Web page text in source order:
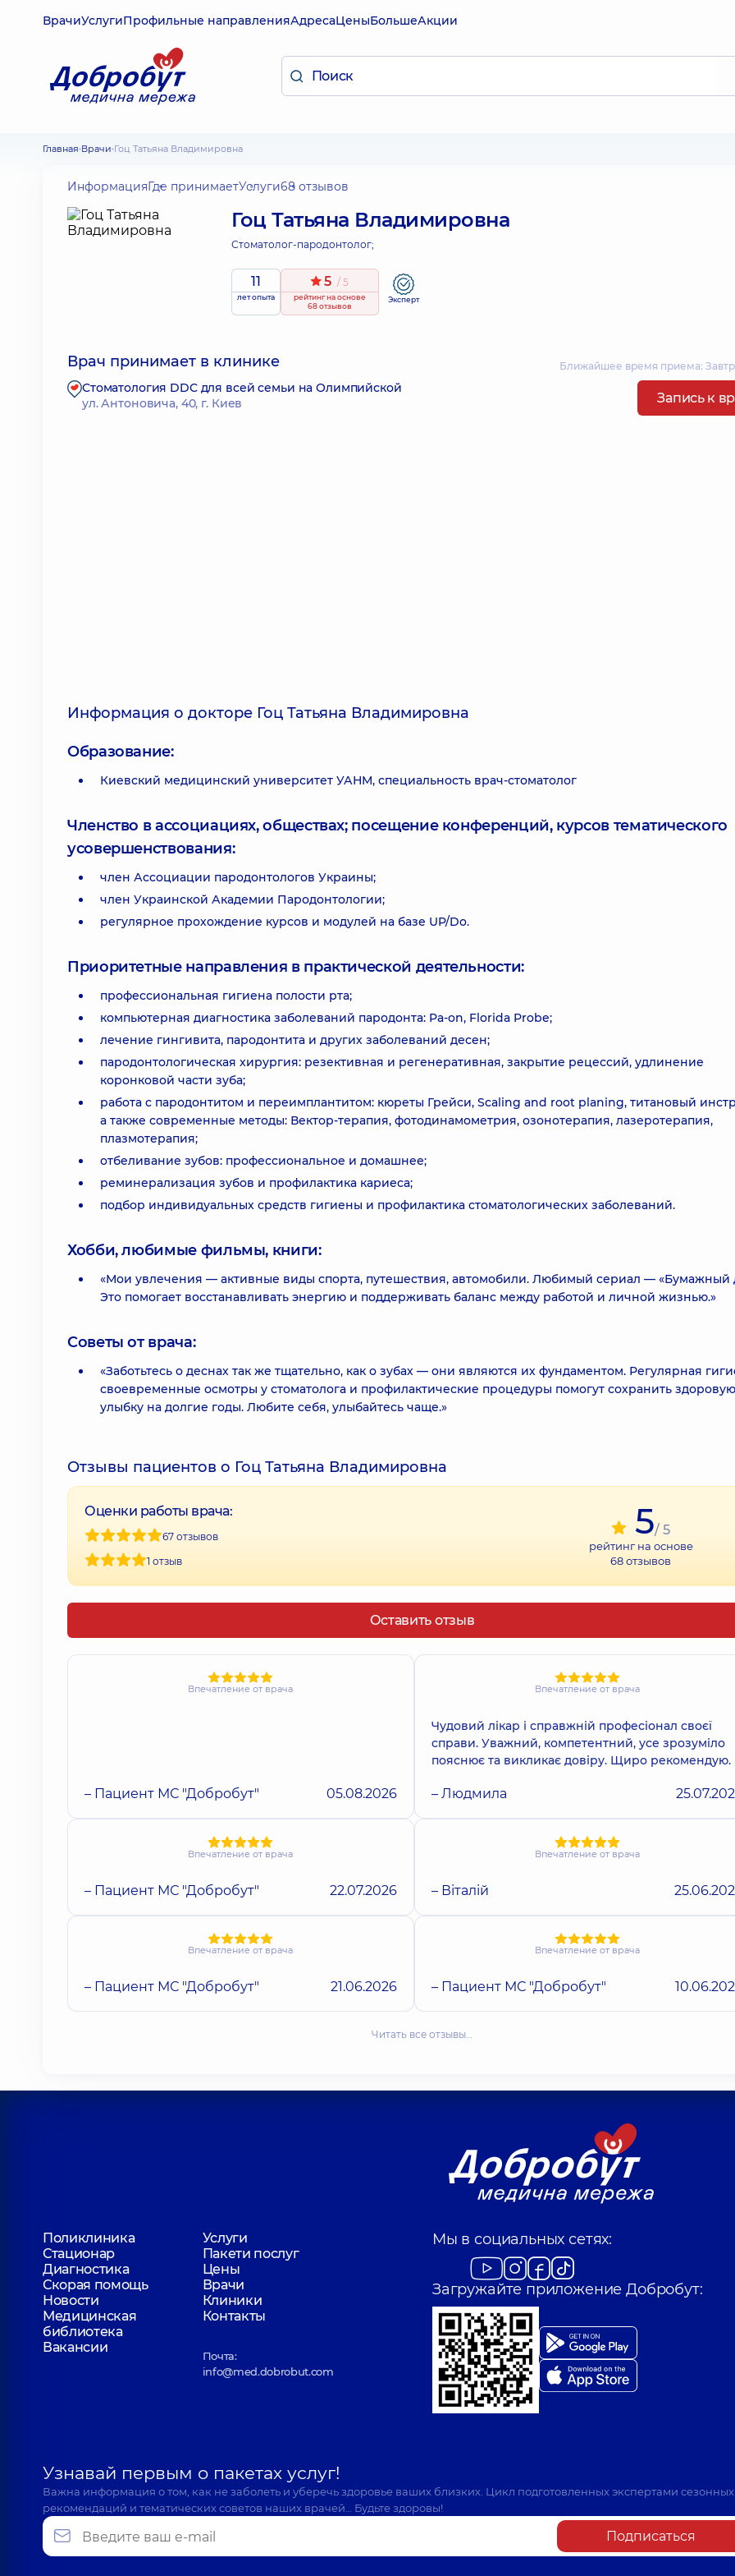
ВрачиУслугиПрофильные направленияАдресаЦеныБольшеАкции
Главная Врачи Гоц Татьяна Владимировна
ИнформацияГде принимаетУслуги68 отзывов
Гоц Татьяна Владимировна
Стоматолог-пародонтолог;
11
лет опыта
5 / 5
рейтингна основе
68 отзывов
Эксперт
Врач принимает в клинике Ближайшее время приема:
Стоматология DDC для всей семьи на Олимпийской
ул. Антоновича, 40, г. Киев
Запись к
Информация о докторе Гоц Татьяна Владимировна
Образование:
Киевский медицинский университет УАНМ, специальность врач-стоматолог
Членство в ассоциациях, обществах; посещение конференций, курсов тематического
усовершенствования:
член Ассоциации пародонтологов Украины;
член Украинской Академии Пародонтологии;
регулярное прохождение курсов и модулей на базе UP/Do.
Приоритетные направления в практической деятельности:
профессиональная гигиена полости рта;
компьютерная диагностика заболеваний пародонта: Pa-on, Florida Probe;
лечение гингивита, пародонтита и других заболеваний десен;
пародонтологическая хирургия: резективная и регенеративная, закрытие рецессий, удлинение
коронковой части зуба;
работа с пародонтитом и переимплантитом: кюреты Грейси, Scaling and root planing, титановый
а также современные методы: Вектор-терапия, фотодинамометрия, озонотерапия, лазеротерапия,
плазмотерапия;
отбеливание зубов: профессиональное и домашнее;
реминерализация зубов и профилактика кариеса;
подбор индивидуальных средств гигиены и профилактика стоматологических заболеваний.
Хобби, любимые фильмы, книги:
«Мои увлечения — активные виды спорта, путешествия, автомобили. Любимый сериал — «Бумажный
Это помогает восстанавливать энергию и поддерживать баланс между работой и личной жизнью.»
Советы от врача:
«Заботьтесь о деснах так же тщательно, как о зубах — они являются их фундаментом. Регулярная
своевременные осмотры у стоматолога и профилактические процедуры помогут сохранить здоровую
улыбку на долгие годы. Любите себя, улыбайтесь чаще.»
Отзывы пациентов о Гоц Татьяна Владимировна
Оценки работы врача:
67 отзывов
1 отзыв
5/ 5
рейтинг на основе
68отзывов
Оставить отзыв
Впечатление от врача
– Пациент МС "Добробут" 05.08.2026
Впечатление от врача
Чудовий лікар і справжній професіонал своєї
справи. Уважний, компетентний, усе зрозуміло
пояснює та викликає довіру. Щиро рекомендую.
– Людмила
Впечатление от врача
– Пациент МС "Добробут" 22.07.2026
Впечатление от врача
– Віталій
Впечатление от врача
– Пациент МС "Добробут" 21.06.2026
Впечатление от врача
– Пациент МС "Добробут"
Читать все отзывы…
Поликлиника
Услуги
Стационар
Пакети послуг
Диагностика
Цены
Скорая помощь
Врачи
Новости
Клиники
Медицинская
библиотека
Контакты
Вакансии
Почта:
info@med.dobrobut.com
Мы в социальных сетях:
Загружайте приложение Добробут:
Узнавай первым о пакетах услуг!
Важна информация о том, как не заболеть и уберечь здоровье ваших близких. Цикл подготовленных экспертами сезонных
рекомендаций и тематических советов наших врачей… Будьте здоровы!
Подписаться